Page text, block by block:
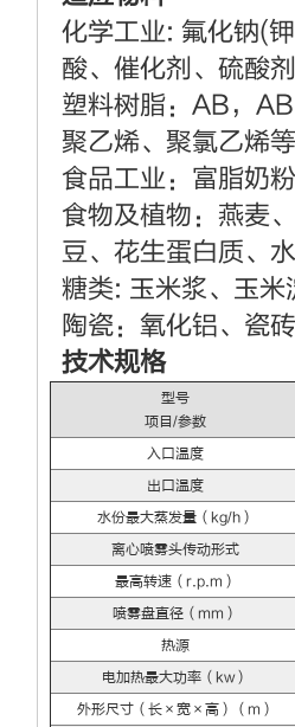
化学工业: 氟化钠(
酸、催化剂、硫酸
塑料树脂：AB，
聚乙烯、聚氯乙烯
食品工业：富脂奶
食物及植物：燕麦
豆、花生蛋白质、
糖类: 玉米浆、玉
陶瓷：氧化铝、瓷
技术规格
型号
项目/参数
入口温度
出口温度
水份最大蒸发量（kg/h）
离心喷雾头传动形式
最高转速（r.p.m）
喷雾盘直径（mm）
热源
电加热最大功率（kw）
外形尺寸（长×宽×高）（m）